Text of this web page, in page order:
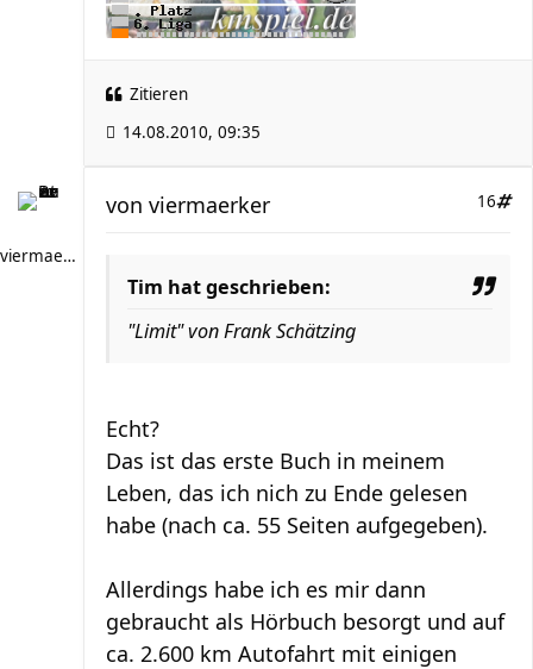
Zitieren
14.08.2010, 09:35
viermaerker
16
von viermaerker
Tim hat geschrieben:
"Limit" von Frank Schätzing
Echt?
Das ist das erste Buch in meinem
Leben, das ich nich zu Ende gelesen
habe (nach ca. 55 Seiten aufgegeben).
Allerdings habe ich es mir dann
gebraucht als Hörbuch besorgt und auf
ca. 2.600 km Autofahrt mit einigen